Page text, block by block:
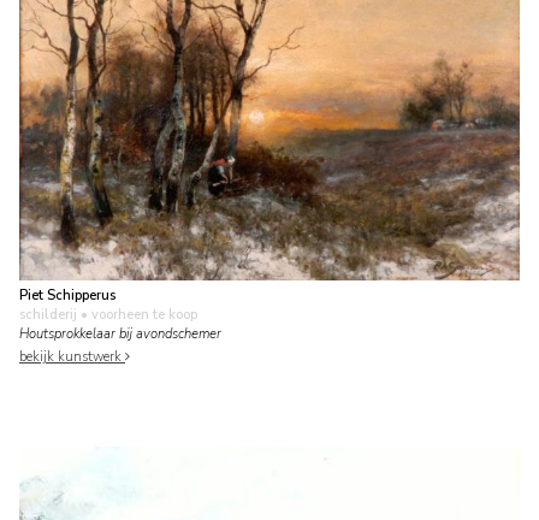
Piet Schipperus
schilderij • voorheen te koop
Houtsprokkelaar bij avondschemer
bekijk kunstwerk